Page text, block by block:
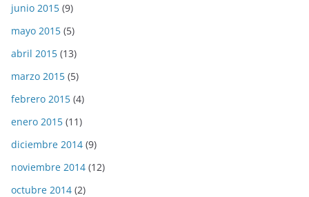
junio 2015 (9)
mayo 2015 (5)
abril 2015 (13)
marzo 2015 (5)
febrero 2015 (4)
enero 2015 (11)
diciembre 2014 (9)
noviembre 2014 (12)
octubre 2014 (2)